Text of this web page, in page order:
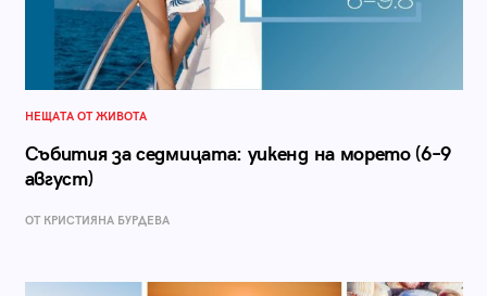
НЕЩАТА ОТ ЖИВОТА
Събития за седмицата: уикенд на морето (6–9
август)
ОТ КРИСТИЯНА БУРДЕВА